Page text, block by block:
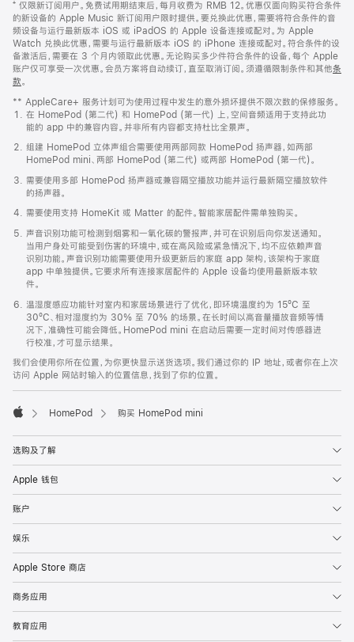
页
脚
⁺ 仅限新订阅用户。免费试用期结束后，每月收费为 RMB 12。优惠仅面向购买符合条件
的新设备的 Apple Music 新订阅用户限时提供。要兑换此优惠，需要将符合条件的音
频设备与运行最新版本 iOS 或 iPadOS 的 Apple 设备连接或配对。为 Apple
Watch 兑换此优惠，需要与运行最新版本 iOS 的 iPhone 连接或配对。符合条件的设
备激活后，需要在 3 个月内领取此优惠。无论购买多少件符合条件的设备，每个 Apple
账户仅可享受一次优惠。会员方案将自动续订，直至取消订阅。须遵循限制条件和其他条
款。
窗
口
中
打
开)
** AppleCare+ 服务计划可为使用过程中发生的意外损坏提供不限次数的保修服务。
在 HomePod (第二代) 和 HomePod (第一代) 上，空间音频适用于支持此功
能的 app 中的兼容内容。并非所有内容都支持杜比全景声。
组建 HomePod 立体声组合需要使用两部同款 HomePod 扬声器，如两部
HomePod mini、两部 HomePod (第二代) 或两部 HomePod (第一代)。
需要使用多部 HomePod 扬声器或兼容隔空播放功能并运行最新隔空播放软件
的扬声器。
需要使用支持 HomeKit 或 Matter 的配件。智能家居配件需单独购买。
声音识别功能可检测到烟雾和一氧化碳的警报声，并可在识别后向你发送通知。
当用户身处可能受到伤害的环境中，或在高风险或紧急情况下，均不应依赖声音
识别功能。声音识别功能需要使用升级更新后的家庭 app 架构，该架构于家庭
app 中单独提供。它要求所有连接家居配件的 Apple 设备均使用最新版本软
件。
温湿度感应功能针对室内和家居场景进行了优化，即环境温度约为 15ºC 至
30ºC、相对湿度约为 30% 至 70% 的场景。在长时间以高音量播放音频等情
况下，准确性可能会降低。HomePod mini 在启动后需要一定时间对传感器进
行校准，才可显示结果。
我们会使用你所在位置，为你更快显示送货选项。我们通过你的 IP 地址，或者你在上次
访问 Apple 网站时输入的位置信息，找到了你的位置。
HomePod 购买 HomePod mini
选购及了解
Apple 钱包
账户
娱乐
Apple Store 商店
商务应用
教育应用